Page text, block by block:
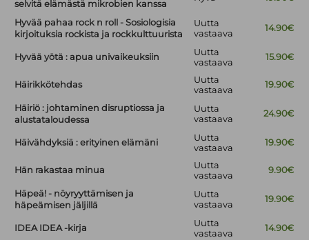
selvitä elämästä mikrobien kanssa
Hyvää pahaa rock n roll - Sosiologisia
kirjoituksia rockista ja rockkulttuurista
Uutta
vastaava
14.90€
Hyvää yötä : apua univaikeuksiin
Uutta
vastaava
15.90€
Häirikkötehdas
Uutta
vastaava
19.90€
Häiriö : johtaminen disruptiossa ja
alustataloudessa
Uutta
vastaava
24.90€
Häivähdyksiä : erityinen elämäni
Uutta
vastaava
19.90€
Hän rakastaa minua
Uutta
vastaava
9.90€
Häpeä! - nöyryyttämisen ja
häpeämisen jäljillä
Uutta
vastaava
19.90€
IDEA IDEA -kirja
Uutta
vastaava
14.90€